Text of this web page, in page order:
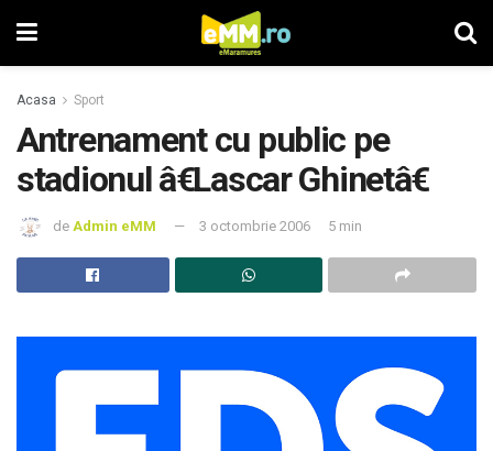
Acasa Sport
Antrenament cu public pe
stadionul â€Lascar Ghinetâ€
de Admin eMM 3 octombrie 2006 5 min